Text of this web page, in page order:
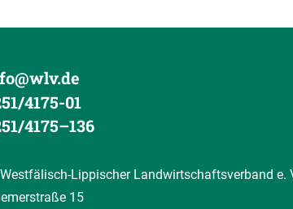
4175-01
4175–136
Westfälisch-Lippischer Landwirtschaftsverband e.
15